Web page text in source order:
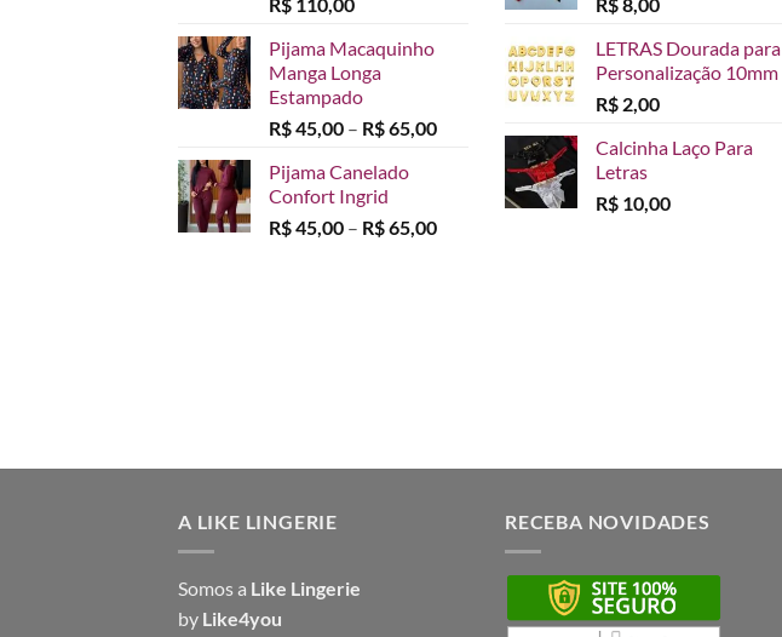
Pijama Macaquinho
Manga Longa
Estampado
R$45,00 – R$65,00Faixa
R$ 45,00
através
Pijama Canelado
Confort Ingrid
R$45,00 – R$65,00Faixa
LETRAS Dourada para
Personalização 10mm
R$ 2,00
Calcinha Laço Para
Letras
R$ 10,00
A LIKE LINGERIE
Somos a Like Lingerie
by Like4you
RECEBA NOVIDADES